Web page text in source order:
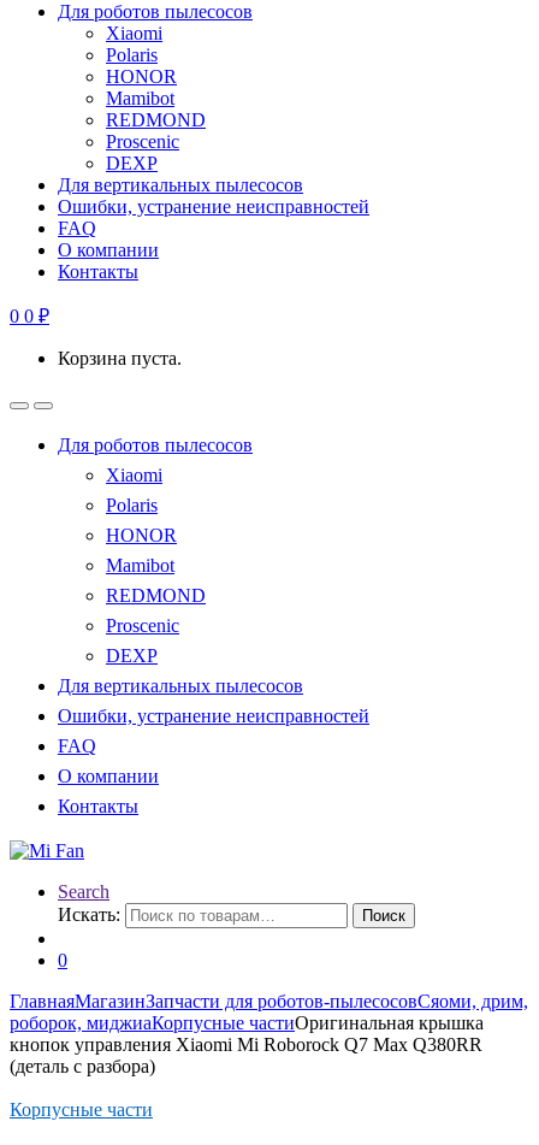
Для роботов пылесосов
Xiaomi
Polaris
HONOR
Mamibot
REDMOND
Proscenic
DEXP
Для вертикальных пылесосов
Ошибки, устранение неисправностей
FAQ
О компании
Контакты
0 0 ₽
Корзина пуста.
Для роботов пылесосов
Xiaomi
Polaris
HONOR
Mamibot
REDMOND
Proscenic
DEXP
Для вертикальных пылесосов
Ошибки, устранение неисправностей
FAQ
О компании
Контакты
Search
Искать:
Поиск
0
ГлавнаяМагазинЗапчасти для роботов-пылесосовСяоми, дрим,
роборок, миджиаКорпусные частиОригинальная крышка
кнопок управления Xiaomi Mi Roborock Q7 Max Q380RR
(деталь с разбора)
Корпусные части